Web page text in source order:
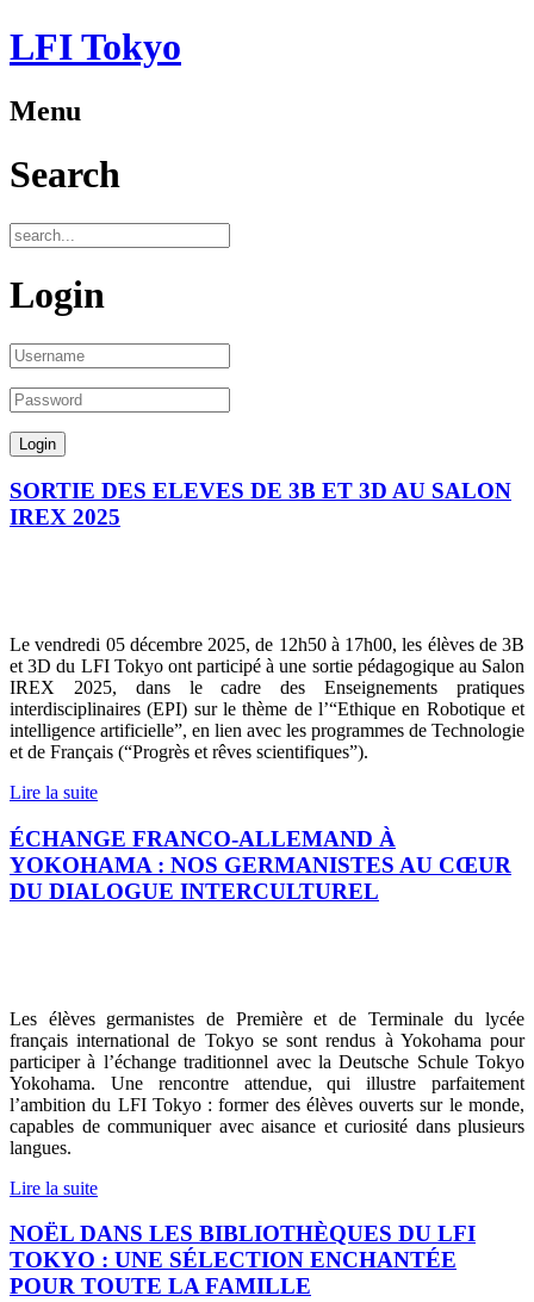
LFI Tokyo
Menu
Search
Login
SORTIE DES ELEVES DE 3B ET 3D AU SALON
IREX 2025
Le vendredi 05 décembre 2025, de 12h50 à 17h00, les élèves de 3B
et 3D du LFI Tokyo ont participé à une sortie pédagogique au Salon
IREX 2025, dans le cadre des Enseignements pratiques
interdisciplinaires (EPI) sur le thème de l’“Ethique en Robotique et
intelligence artificielle”, en lien avec les programmes de Technologie
et de Français (“Progrès et rêves scientifiques”).
Lire la suite
ÉCHANGE FRANCO-ALLEMAND À
YOKOHAMA : NOS GERMANISTES AU CŒUR
DU DIALOGUE INTERCULTUREL
Les élèves germanistes de Première et de Terminale du lycée
français international de Tokyo se sont rendus à Yokohama pour
participer à l’échange traditionnel avec la Deutsche Schule Tokyo
Yokohama. Une rencontre attendue, qui illustre parfaitement
l’ambition du LFI Tokyo : former des élèves ouverts sur le monde,
capables de communiquer avec aisance et curiosité dans plusieurs
langues.
Lire la suite
NOËL DANS LES BIBLIOTHÈQUES DU LFI
TOKYO : UNE SÉLECTION ENCHANTÉE
POUR TOUTE LA FAMILLE